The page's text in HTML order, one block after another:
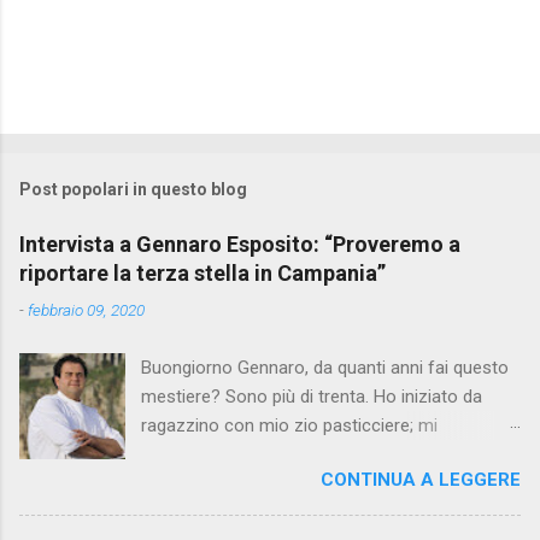
Post popolari in questo blog
Intervista a Gennaro Esposito: “Proveremo a
riportare la terza stella in Campania”
- febbraio 09, 2020
Buongiorno Gennaro, da quanti anni fai questo
mestiere? Sono più di trenta. Ho iniziato da
ragazzino con mio zio pasticciere; mi
creavano dei dolci così saporiti e apprezzati da
tutti. Perché hai scelto questo percorso?
CONTINUA A LEGGERE